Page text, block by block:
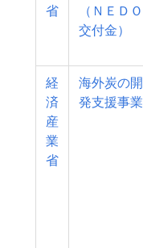
省
（ＮＥＤＯ
交付金）
経
済
産
業
省
海外炭の開
発支援事業